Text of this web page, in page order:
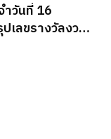
ำวันที่ 16
เลขรางวัลงวด